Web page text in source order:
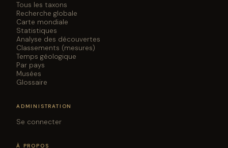
Tous les taxons
Recherche globale
Carte mondiale
Statistiques
Analyse des découvertes
Classements (mesures)
Temps géologique
Par pays
Musées
Glossaire
ADMINISTRATION
Se connecter
À PROPOS